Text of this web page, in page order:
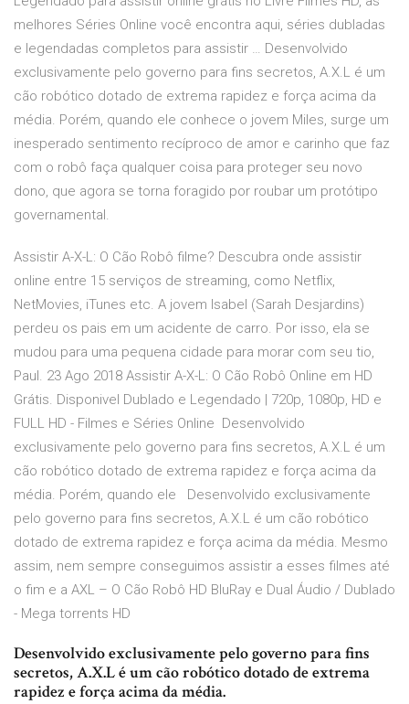
melhores Séries Online você encontra aqui, séries dubladas
e legendadas completos para assistir … Desenvolvido
exclusivamente pelo governo para fins secretos, A.X.L é um
cão robótico dotado de extrema rapidez e força acima da
média. Porém, quando ele conhece o jovem Miles, surge um
inesperado sentimento recíproco de amor e carinho que faz
com o robô faça qualquer coisa para proteger seu novo
dono, que agora se torna foragido por roubar um protótipo
governamental.
Assistir A-X-L: O Cão Robô filme? Descubra onde assistir
online entre 15 serviços de streaming, como Netflix,
NetMovies, iTunes etc. A jovem Isabel (Sarah Desjardins)
perdeu os pais em um acidente de carro. Por isso, ela se
mudou para uma pequena cidade para morar com seu tio,
Paul. 23 Ago 2018 Assistir A-X-L: O Cão Robô Online em HD
Grátis. Disponivel Dublado e Legendado | 720p, 1080p, HD e
FULL HD - Filmes e Séries Online Desenvolvido
exclusivamente pelo governo para fins secretos, A.X.L é um
cão robótico dotado de extrema rapidez e força acima da
média. Porém, quando ele Desenvolvido exclusivamente
pelo governo para fins secretos, A.X.L é um cão robótico
dotado de extrema rapidez e força acima da média. Mesmo
assim, nem sempre conseguimos assistir a esses filmes até
o fim e a AXL – O Cão Robô HD BluRay e Dual Áudio / Dublado
- Mega torrents HD
Desenvolvido exclusivamente pelo governo para fins
secretos, A.X.L é um cão robótico dotado de extrema
rapidez e força acima da média.